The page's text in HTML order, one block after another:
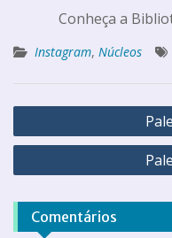
Conheça a
Instagram, Núcleos
Comentários